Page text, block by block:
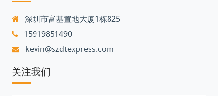
深圳市富基置地大厦1栋825
15919851490
kevin@szdtexpress.com
关注我们